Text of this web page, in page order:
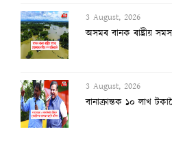
3 August, 2026
অসমৰ বানক ৰাষ্ট্ৰীয়
3 August, 2026
বানাক্ৰান্তক ১০ লাখ